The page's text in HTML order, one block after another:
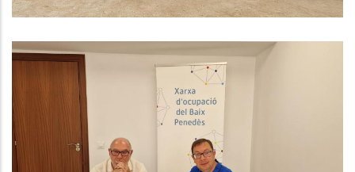
Continua Augmentant L'Ocupació
Al Baix Penedès Durant El Segon
Trimestre De L'any